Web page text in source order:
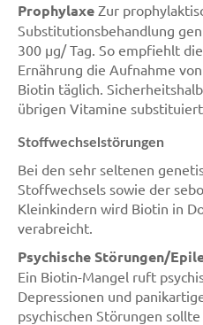
Prophylaxe Zur
Substitutionsbehandlung
300 µg/ Tag. So empfiehlt
Ernährung die Aufnahme
Biotin täglich.
übrigen Vitamine
Stoffwechselstörungen
Bei den sehr seltenen
Stoffwechsels sowie der
Kleinkindern wird Biotin in
verabreicht.
Psychische Störungen/
Ein Biotin-Mangel ruft
Depressionen und
psychischen Störungen